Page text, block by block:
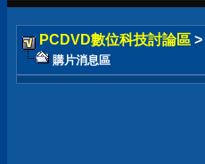
PCDVD數位科技討論區 >
購片消息區